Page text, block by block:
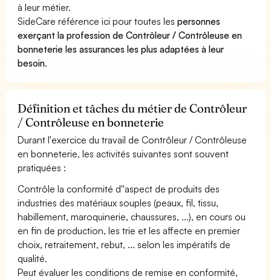
à leur métier.
SideCare référence ici pour toutes lespersonnes
exerçant la profession de Contrôleur / Contrôleuse en
bonneterie les assurances les plus adaptées à leur
besoin.
Définition et tâches du métier de Contrôleur
/ Contrôleuse en bonneterie
Durant l'exercice du travail de Contrôleur / Contrôleuse
en bonneterie, les activités suivantes sont souvent
pratiquées :
Contrôle la conformité d''aspect de produits des
industries des matériaux souples (peaux, fil, tissu,
habillement, maroquinerie, chaussures, ...), en cours ou
en fin de production, les trie et les affecte en premier
choix, retraitement, rebut, ... selon les impératifs de
qualité.
Peut évaluer les conditions de remise en conformité,